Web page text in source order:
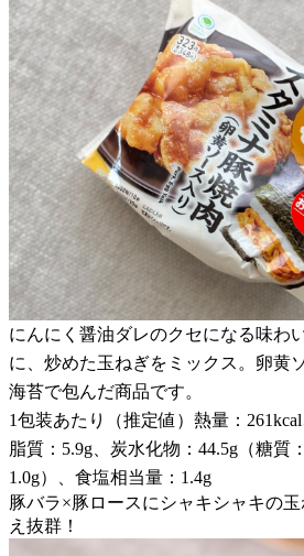
にんにく醤油ダレのクセになる味わ
に、炒めた玉ねぎをミックス。卵黄
海苔で包んだ商品です。
1包装あたり（推定値）熱量：261kcal
脂質：5.9g、炭水化物：44.5g（糖質
1.0g）、食塩相当量：1.4g
豚バラ×豚ロースにシャキシャキの
え抜群！